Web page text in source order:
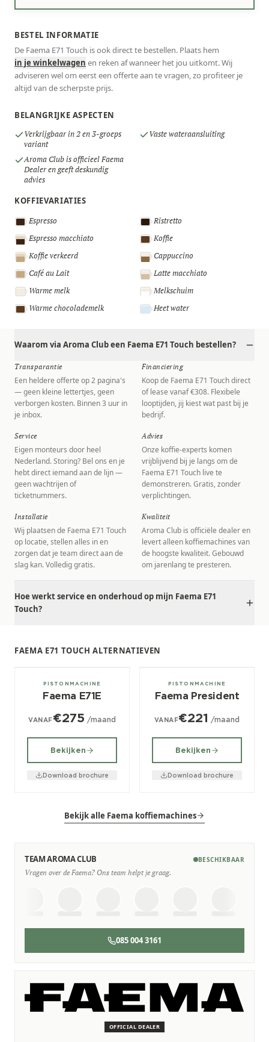
BESTEL INFORMATIE
De Faema E71 Touch is ook direct te bestellen. Plaats hem
in je winkelwagen en reken af wanneer het jou uitkomt. Wij
adviseren wel om eerst een offerte aan te vragen, zo profiteer je
altijd van de scherpste prijs.
BELANGRIJKE ASPECTEN
Verkrijgbaar in 2 en 3-groeps
variant
Vaste wateraansluiting
Aroma Club is officieel Faema
Dealer en geeft deskundig
advies
KOFFIEVARIATIES
Espresso
Ristretto
Espresso macchiato
Koffie
Koffie verkeerd
Cappuccino
Café au Lait
Latte macchiato
Warme melk
Melkschuim
Warme chocolademelk
Heet water
Waarom via Aroma Club een Faema E71 Touch bestellen?
Transparantie
Een heldere offerte op 2 pagina's
— geen kleine lettertjes, geen
verborgen kosten. Binnen 3 uur in
je inbox.
Financiering
Koop de Faema E71 Touch direct
of lease vanaf €308. Flexibele
looptijden, jij kiest wat past bij je
bedrijf.
Service
Eigen monteurs door heel
Nederland. Storing? Bel ons en je
hebt direct iemand aan de lijn —
geen wachtrijen of
ticketnummers.
Advies
Onze koffie-experts komen
vrijblijvend bij je langs om de
Faema E71 Touch live te
demonstreren. Gratis, zonder
verplichtingen.
Installatie
Wij plaatsen de Faema E71 Touch
op locatie, stellen alles in en
zorgen dat je team direct aan de
slag kan. Volledig gratis.
Kwaliteit
Aroma Club is officiële dealer en
levert alleen koffiemachines van
de hoogste kwaliteit. Gebouwd
om jarenlang te presteren.
Hoe werkt service en onderhoud op mijn Faema E71
Touch?
FAEMA E71 TOUCH ALTERNATIEVEN
2, 3 groeps
PISTONMACHINE
Faema E71E
VANAF€275 /maand
Bekijken
Download brochure
2, 3, 4 groeps
PISTONMACHINE
Faema President
VANAF€221 /maand
Bekijken
Download brochure
Bekijk alle Faema koffiemachines
TEAM AROMA CLUB BESCHIKBAAR
Vragen over de Faema? Ons team helpt je graag.
085 004 3161
OFFICIAL DEALER
Wij staan voor je klaar
Deskundige monteurs die verstand hebben van Faema
Persoonlijk, snel en zonder gedoe.